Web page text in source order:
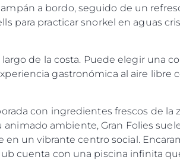
a bordo, seguido de un
para practicar snorkel en aguas
de la costa. Puede elegir una
gastronómica al aire libre
con ingredientes frescos de la
ambiente, Gran Folies
en un vibrante centro social.
cuenta con una piscina infinita